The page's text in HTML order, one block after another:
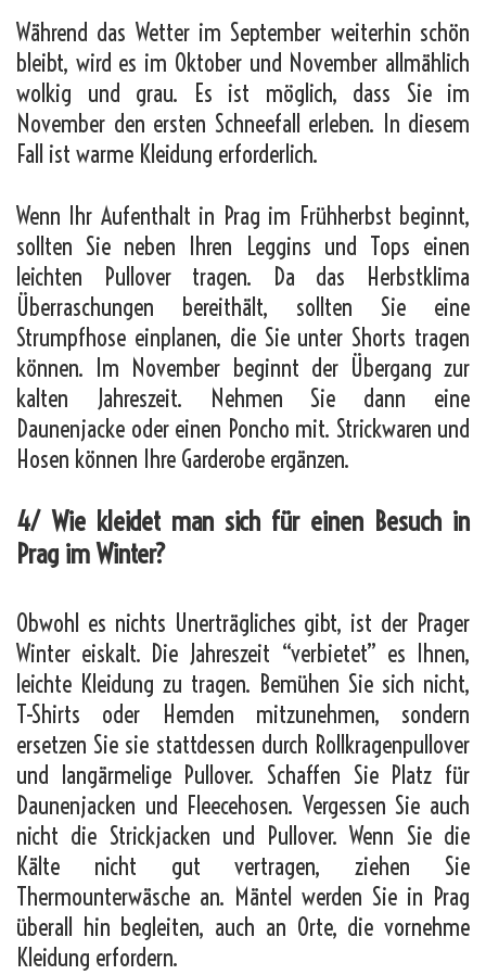
Während das Wetter im September weiterhin schön
bleibt, wird es im Oktober und November allmählich
wolkig und grau. Es ist möglich, dass Sie im
November den ersten Schneefall erleben. In diesem
Fall ist warme Kleidung erforderlich.
Wenn Ihr Aufenthalt in Prag im Frühherbst beginnt,
sollten Sie neben Ihren Leggins und Tops einen
leichten Pullover tragen. Da das Herbstklima
Überraschungen bereithält, sollten Sie eine
Strumpfhose einplanen, die Sie unter Shorts tragen
können. Im November beginnt der Übergang zur
kalten Jahreszeit. Nehmen Sie dann eine
Daunenjacke oder einen Poncho mit. Strickwaren und
Hosen können Ihre Garderobe ergänzen.
4/ Wie kleidet man sich für einen Besuch in
Prag im Winter?
Obwohl es nichts Unerträgliches gibt, ist der Prager
Winter eiskalt. Die Jahreszeit “verbietet” es Ihnen,
leichte Kleidung zu tragen. Bemühen Sie sich nicht,
T-Shirts oder Hemden mitzunehmen, sondern
ersetzen Sie sie stattdessen durch Rollkragenpullover
und langärmelige Pullover. Schaffen Sie Platz für
Daunenjacken und Fleecehosen. Vergessen Sie auch
nicht die Strickjacken und Pullover. Wenn Sie die
Kälte nicht gut vertragen, ziehen Sie
Thermounterwäsche an. Mäntel werden Sie in Prag
überall hin begleiten, auch an Orte, die vornehme
Kleidung erfordern.